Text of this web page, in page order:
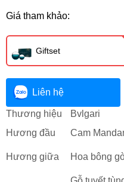
Giá tham khảo:
Giftset
Liên hệ
Thương hiệu
Bvlgari
Hương đầu
Cam
Hương giữa Hoa bông